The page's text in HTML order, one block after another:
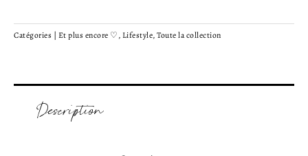
&
Catégories | Et plus encore ♡, Lifestyle,Toute la collection
Description